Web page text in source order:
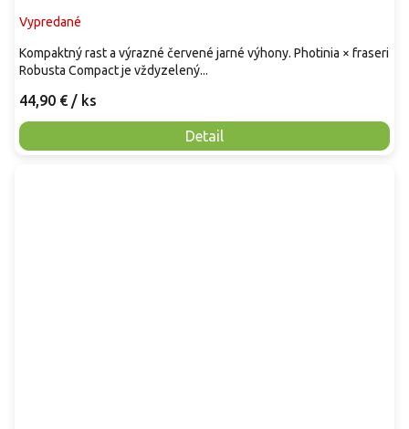
Vypredané
44,90 € / ks
Detail
Kompaktný rast a výrazné červené jarné výhony. Photinia × fraseri
Robusta Compact je vždyzelený...